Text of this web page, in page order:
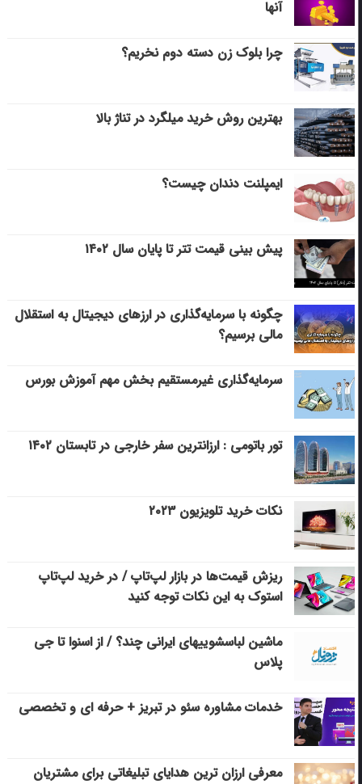
آنها
چرا بلوک زن دسته دوم نخریم؟
بهترین روش خرید میلگرد در تناژ بالا
ایمپلنت دندان چیست؟
پیش بینی قیمت تتر تا پایان سال ۱۴۰۲
چگونه با سرمایه‌گذاری در ارزهای دیجیتال به استقلال
مالی برسیم؟
سرمایه‌گذاری غیرمستقیم بخش مهم آموزش بورس
تور باتومی : ارزانترین سفر خارجی در تابستان ۱۴۰۲
نکات خرید تلویزیون ۲۰۲۳
ریزش قیمت‌ها در بازار لپ‌تاپ / در خرید لپ‌تاپ
استوک به این نکات توجه کنید
ماشین لباسشویی‎های ایرانی چند؟ / از اسنوا تا جی
پلاس
خدمات مشاوره سئو در تبریز + حرفه ای و تخصصی
معرفی ارزان ترین هدایای تبلیغاتی برای مشتریان